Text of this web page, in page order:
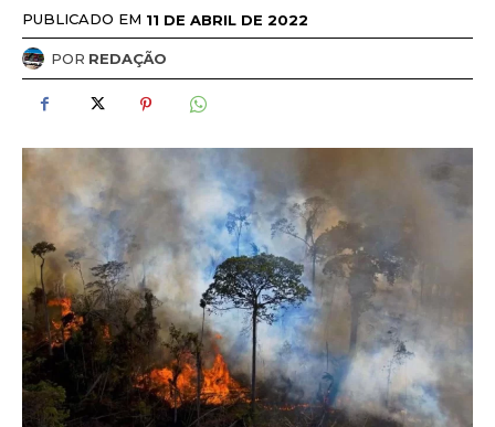
PUBLICADO EM 11 DE ABRIL DE 2022
POR REDAÇÃO